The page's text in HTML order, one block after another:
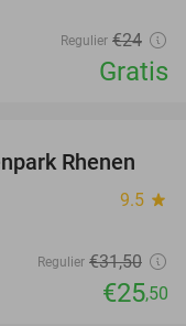
Regulier €24
Gratis
19%
Rhenen
9.5 star
Regulier €31,50
€25,50